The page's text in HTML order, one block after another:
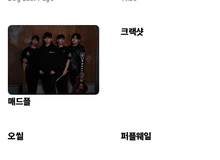
매드폴
크랙샷
오씰 퍼플웨일